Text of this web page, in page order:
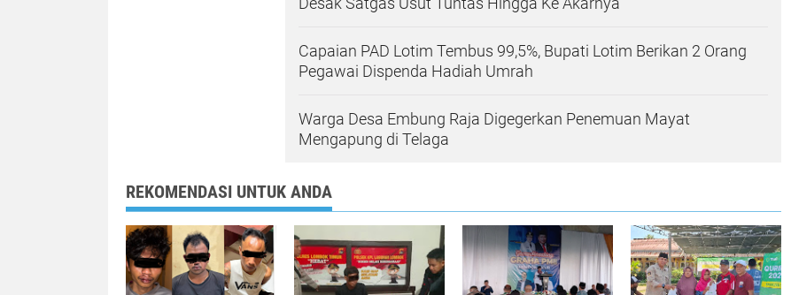
Capaian PAD Lotim Tembus 99,5%, Bupati Lotim Berikan 2 Orang
Pegawai Dispenda Hadiah Umrah
Warga Desa Embung Raja Digegerkan Penemuan Mayat
Mengapung di Telaga
REKOMENDASI UNTUK ANDA